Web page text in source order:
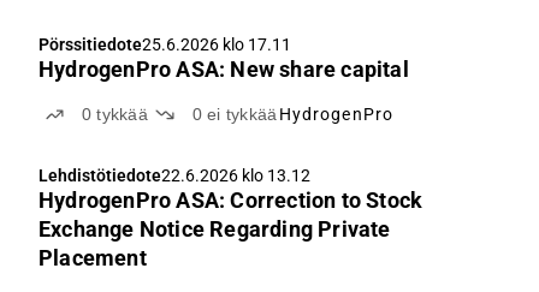
Pörssitiedote25.6.2026 klo 17.11
HydrogenPro ASA: New share capital
0tykkää 0ei tykkää HydrogenPro
Lehdistötiedote22.6.2026 klo 13.12
HydrogenPro ASA: Correction to Stock
Exchange Notice Regarding Private
Placement